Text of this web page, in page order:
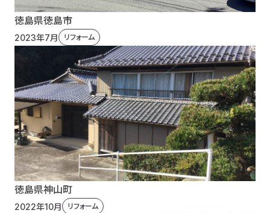
徳島県徳島市
2023年7月 リフォーム
徳島県神山町
2022年10月 リフォーム